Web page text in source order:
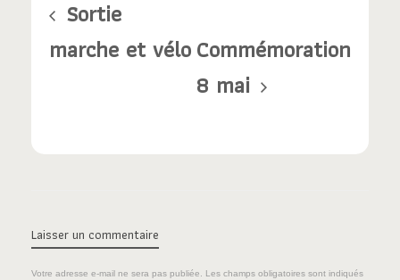
Sortie
marche et véloCommémoration
8 mai
Laisser un commentaire
Votre adresse e-mail ne sera pas publiée. Les champs obligatoires sont indiqués